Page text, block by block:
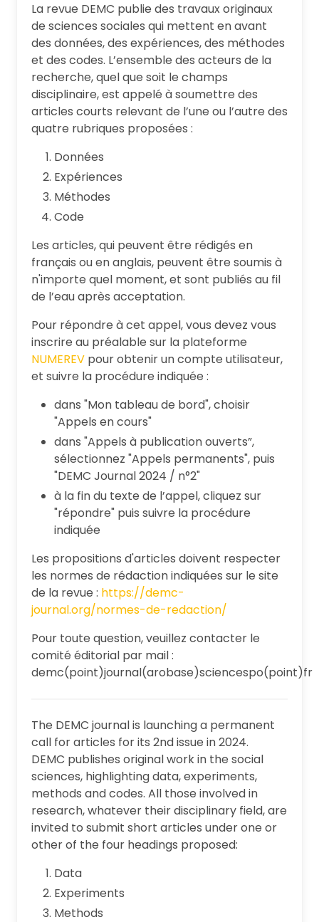
La revue DEMC publie des travaux originaux
de sciences sociales qui mettent en avant
des données, des expériences, des méthodes
et des codes. L’ensemble des acteurs de la
recherche, quel que soit le champs
disciplinaire, est appelé à soumettre des
articles courts relevant de l’une ou l’autre des
quatre rubriques proposées :
Données
Expériences
Méthodes
Code
Les articles, qui peuvent être rédigés en
français ou en anglais, peuvent être soumis à
n'importe quel moment, et sont publiés au fil
de l’eau après acceptation.
Pour répondre à cet appel, vous devez vous
inscrire au préalable sur la plateforme
NUMEREV pour obtenir un compte utilisateur,
et suivre la procédure indiquée :
dans "Mon tableau de bord", choisir
"Appels en cours"
dans "Appels à publication ouverts”,
sélectionnez "Appels permanents", puis
"DEMC Journal 2024 / n°2"
à la fin du texte de l’appel, cliquez sur
"répondre" puis suivre la procédure
indiquée
Les propositions d'articles doivent respecter
les normes de rédaction indiquées sur le site
de la revue : https://demc-
journal.org/normes-de-redaction/
Pour toute question, veuillez contacter le
comité éditorial par mail :
demc(point)journal(arobase)sciencespo(point)fr
The DEMC journal is launching a permanent
call for articles for its 2nd issue in 2024.
DEMC publishes original work in the social
sciences, highlighting data, experiments,
methods and codes. All those involved in
research, whatever their disciplinary field, are
invited to submit short articles under one or
other of the four headings proposed:
Data
Experiments
Methods